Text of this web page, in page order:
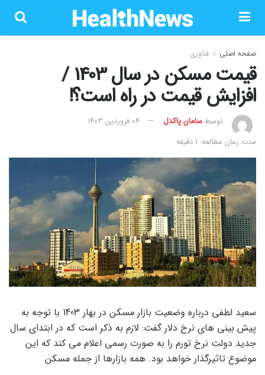
صفحه اصلی فناوری
قیمت مسکن در سال 1403 /
افزایش قیمت در راه است؟!
توسطسامان پاکدل
۰۴ فروردین ۱۴۰۳
مدت زمان مطالعه: 1 دقیقه
سعید لطفی درباره وضعیت بازار مسکن در بهار 1403 با توجه به
پیش بینی های نرخ دلار گفت: لازم به ذکر است که در ابتدای سال
جدید دولت نرخ تورم را به صورت رسمی اعلام می کند که این
موضوع تاثیرگذار خواهد بود. همه بازارها از جمله مسکن